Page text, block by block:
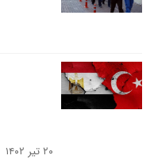
۲۰ تیر ۱۴۰۲